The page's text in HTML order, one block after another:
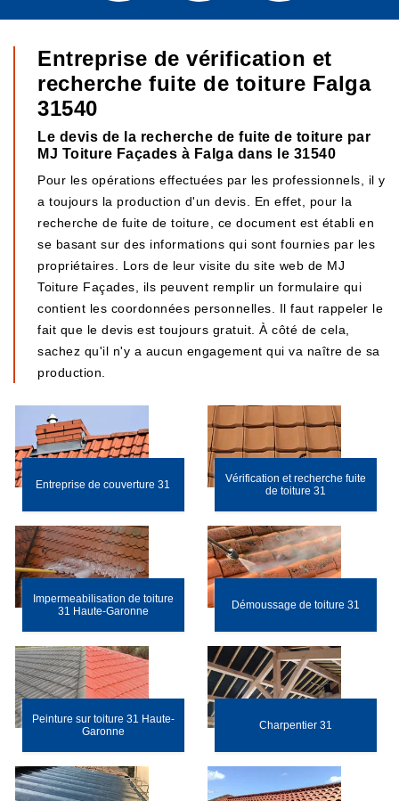
Entreprise de vérification et
recherche fuite de toiture Falga
31540
Le devis de la recherche de fuite de toiture par
MJ Toiture Façades à Falga dans le 31540
Pour les opérations effectuées par les professionnels, il y
a toujours la production d'un devis. En effet, pour la
recherche de fuite de toiture, ce document est établi en
se basant sur des informations qui sont fournies par les
propriétaires. Lors de leur visite du site web de MJ
Toiture Façades, ils peuvent remplir un formulaire qui
contient les coordonnées personnelles. Il faut rappeler le
fait que le devis est toujours gratuit. À côté de cela,
sachez qu'il n'y a aucun engagement qui va naître de sa
production.
Entreprise de couverture 31
Vérification et recherche fuite
de toiture 31
Impermeabilisation de toiture
31 Haute-Garonne
Démoussage de toiture 31
Peinture sur toiture 31 Haute-
Garonne
Charpentier 31